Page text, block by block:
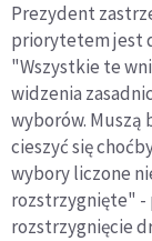
Prezydent
priorytetem jest
"Wszystkie te
widzenia
wyborów. Muszą
cieszyć się
wybory liczone
rozstrzygnięte" -
rozstrzygnięcie